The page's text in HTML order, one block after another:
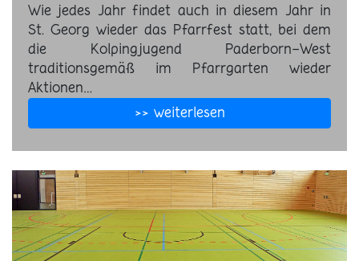
Wie jedes Jahr findet auch in diesem Jahr in
St. Georg wieder das Pfarrfest statt, bei dem
die Kolpingjugend Paderborn-West
traditionsgemäß im Pfarrgarten wieder
Aktionen…
>> weiterlesen